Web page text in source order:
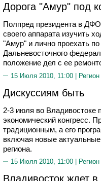
Дорога "Амур" под
Полпред президента в
своего аппарата изучить
"Амур" и лично проехать
Дальневосточного
положение дел с ее
15 Июля 2010, 11:00 |
Дискуссиям быть
2-3 июля во Владивостоке
экономический конгресс.
традиционным, а его
включая новые
региона.
15 Июля 2010, 11:00 |
Владивосток ждет в